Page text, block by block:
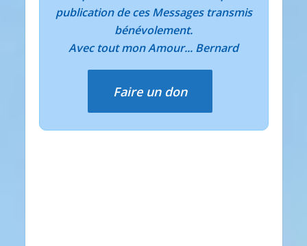
publication de ces Messages transmis
bénévolement.
Avec tout mon Amour... Bernard
Faire un don